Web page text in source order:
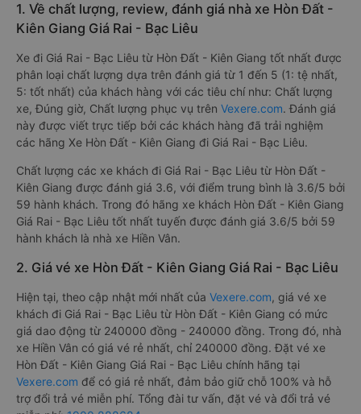
1. Về chất lượng, review, đánh giá nhà xe Hòn Đất -
Kiên Giang Giá Rai - Bạc Liêu
Xe đi Giá Rai - Bạc Liêu từ Hòn Đất - Kiên Giang tốt nhất được
phân loại chất lượng dựa trên đánh giá từ 1 đến 5 (1: tệ nhất,
5: tốt nhất) của khách hàng với các tiêu chí như: Chất lượng
xe, Đúng giờ, Chất lượng phục vụ trên Vexere.com. Đánh giá
này được viết trực tiếp bởi các khách hàng đã trải nghiệm
các hãng Xe Hòn Đất - Kiên Giang đi Giá Rai - Bạc Liêu.
Chất lượng các xe khách đi Giá Rai - Bạc Liêu từ Hòn Đất -
Kiên Giang được đánh giá 3.6, với điểm trung bình là 3.6/5 bởi
59 hành khách. Trong đó hãng xe khách Hòn Đất - Kiên Giang
Giá Rai - Bạc Liêu tốt nhất tuyến được đánh giá 3.6/5 bởi 59
hành khách là nhà xe Hiền Vân.
2. Giá vé xe Hòn Đất - Kiên Giang Giá Rai - Bạc Liêu
Hiện tại, theo cập nhật mới nhất của Vexere.com, giá vé xe
khách đi Giá Rai - Bạc Liêu từ Hòn Đất - Kiên Giang có mức
giá dao động từ 240000 đồng - 240000 đồng. Trong đó, nhà
xe Hiền Vân có giá vé rẻ nhất, chỉ 240000 đồng. Đặt vé xe
Hòn Đất - Kiên Giang Giá Rai - Bạc Liêu chính hãng tại
Vexere.com để có giá rẻ nhất, đảm bảo giữ chỗ 100% và hỗ
trợ đổi trả vé miễn phí. Tổng đài tư vấn, đặt vé và đổi trả vé